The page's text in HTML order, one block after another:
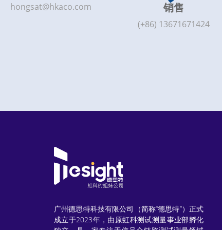
hongsat@hkaco.com 销售
(+86) 13671671424
广州德思特科技有限公司（简称“德思特”）正式
成立于2023年，由原虹科测试测量事业部孵化